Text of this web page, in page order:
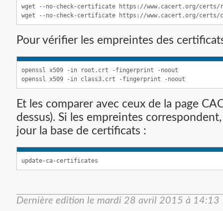
wget --no-check-certificate https://www.cacert.org/
Pour vérifier les empreintes des
openssl x509 -in root.crt -fingerprint -noout
Et les comparer avec ceux de la page
dessus). Si les empreintes
jour la base de certificats :
Dernière edition le mardi 28 avril 2015 à 14:13